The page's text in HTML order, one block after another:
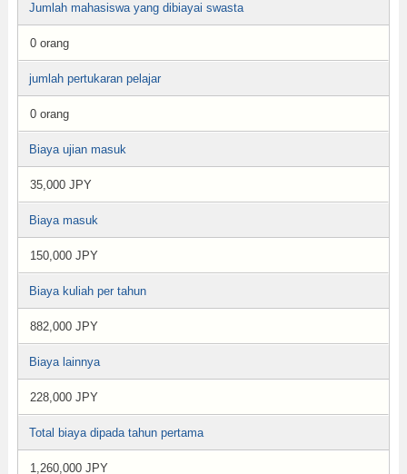
Jumlah mahasiswa yang dibiayai swasta
0 orang
jumlah pertukaran pelajar
0 orang
Biaya ujian masuk
35,000 JPY
Biaya masuk
150,000 JPY
Biaya kuliah per tahun
882,000 JPY
Biaya lainnya
228,000 JPY
Total biaya dipada tahun pertama
1,260,000 JPY